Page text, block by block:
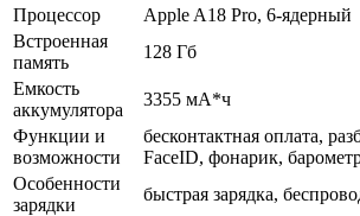
Процессор
Apple A18 Pro, 6-ядерный
Встроенная
память
128 Гб
Емкость
аккумулятора
3355 мА*ч
Функции и
возможности
бесконтактная оплата,
FaceID, фонарик,
Особенности
зарядки
быстрая зарядка,